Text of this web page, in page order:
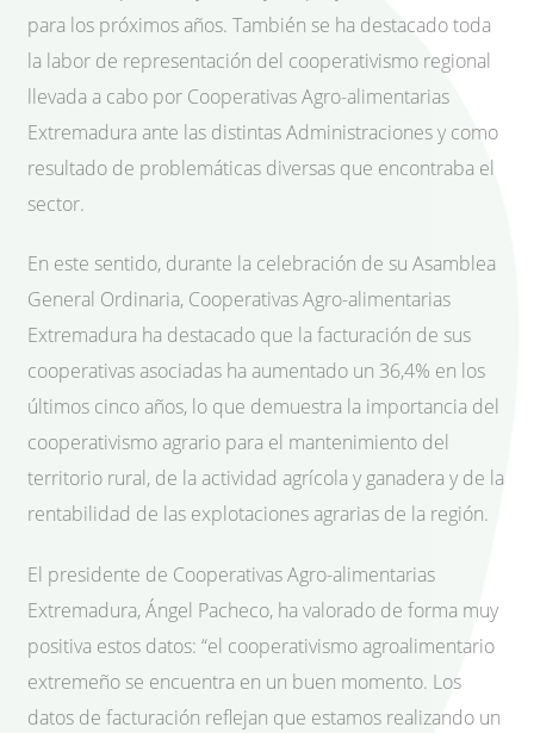
para los próximos años. También se ha destacado toda
la labor de representación del cooperativismo regional
llevada a cabo por Cooperativas Agro-alimentarias
Extremadura ante las distintas Administraciones y como
resultado de problemáticas diversas que encontraba el
sector.
En este sentido, durante la celebración de su Asamblea
General Ordinaria, Cooperativas Agro-alimentarias
Extremadura ha destacado que la facturación de sus
cooperativas asociadas ha aumentado un 36,4% en los
últimos cinco años, lo que demuestra la importancia del
cooperativismo agrario para el mantenimiento del
territorio rural, de la actividad agrícola y ganadera y de la
rentabilidad de las explotaciones agrarias de la región.
El presidente de Cooperativas Agro-alimentarias
Extremadura, Ángel Pacheco, ha valorado de forma muy
positiva estos datos: “el cooperativismo agroalimentario
extremeño se encuentra en un buen momento. Los
datos de facturación reflejan que estamos realizando un